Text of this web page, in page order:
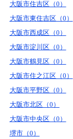
大阪市住吉区（0）
大阪市東住吉区（0）
大阪市西成区（0）
大阪市淀川区（0）
大阪市鶴見区（0）
大阪市住之江区（0）
大阪市平野区（0）
大阪市北区（0）
大阪市中央区（0）
堺市（0）